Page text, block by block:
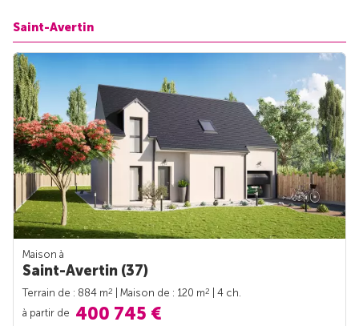
Saint-Avertin
Maison à
Saint-Avertin (37)
Terrain de : 884 m2 | Maison de : 120 m2
| 4 ch.
à partir de 400 745 €